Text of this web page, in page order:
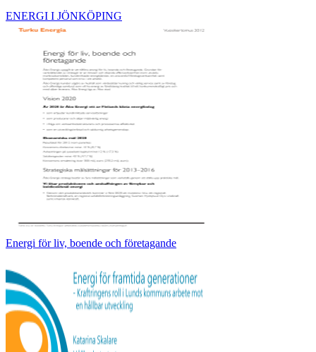
ENERGI I JÖNKÖPING
Energi för liv, boende och företagande